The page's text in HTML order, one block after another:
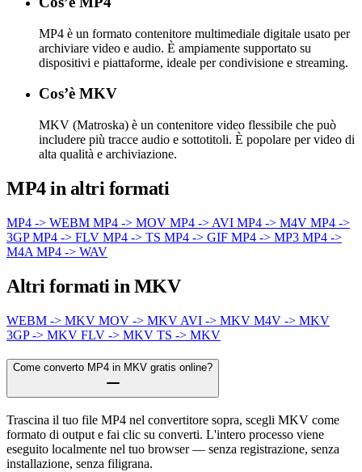
MP4 è un formato contenitore multimediale digitale usato per
archiviare video e audio. È ampiamente supportato su
dispositivi e piattaforme, ideale per condivisione e streaming.
Cos’è MKV
MKV (Matroska) è un contenitore video flessibile che può
includere più tracce audio e sottotitoli. È popolare per video di
alta qualità e archiviazione.
MP4 in altri formati
MP4 -> WEBM MP4 -> MOV MP4 -> AVI MP4 -> M4V MP4 ->
3GPMP4 -> FLV MP4 -> TS MP4 -> GIF MP4 -> MP3 MP4 ->
M4A MP4 -> WAV
Altri formati in MKV
WEBM -> MKV MOV -> MKV AVI -> MKV M4V -> MKV
3GP -> MKV FLV -> MKV TS -> MKV
Come converto MP4 in MKV gratis online?
Trascina il tuo file MP4 nel convertitore sopra, scegli MKV come
formato di output e fai clic su converti. L'intero processo viene
eseguito localmente nel tuo browser — senza registrazione, senza
installazione, senza filigrana.